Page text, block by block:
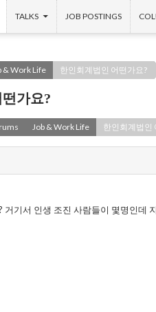
TALKS JOB POSTINGS
& Work Life 한인회계법인 어떤가요?
가요?
Job & Work Life 한인회계법인
거기서 인생 조진 사람들이 몇명인데